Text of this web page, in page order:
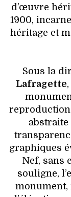
d’œuvre
1900,
héritage et
Sous la
Lafragette
reproduction
abstraite
graphiques
Nef, sans
souligne,
monument,